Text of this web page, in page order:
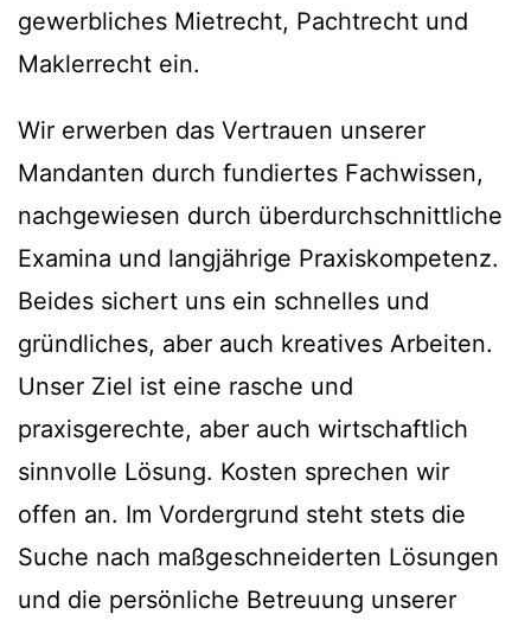
gewerbliches Mietrecht, Pachtrecht und
Maklerrecht ein.
Wir erwerben das Vertrauen unserer
Mandanten durch fundiertes Fachwissen,
nachgewiesen durch überdurchschnittliche
Examina und langjährige Praxiskompetenz.
Beides sichert uns ein schnelles und
gründliches, aber auch kreatives Arbeiten.
Unser Ziel ist eine rasche und
praxisgerechte, aber auch wirtschaftlich
sinnvolle Lösung. Kosten sprechen wir
offen an. Im Vordergrund steht stets die
Suche nach maßgeschneiderten Lösungen
und die persönliche Betreuung unserer